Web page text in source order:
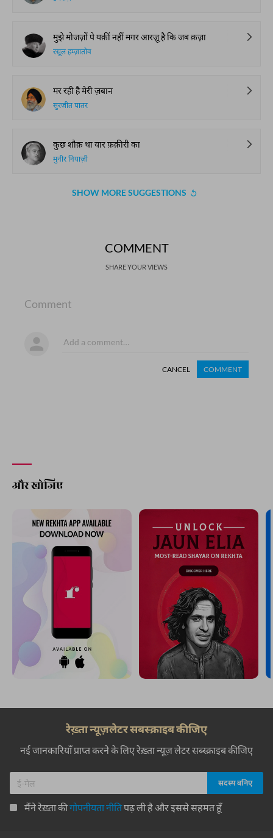
मुझे मोजज़ों पे यक़ीं नहीं मगर आरज़ू है कि जब क़ज़ा
रसूल हम्ज़ातोव
मर रही है मेरी ज़बान
सुरजीत पातर
कुछ शौक़ था यार फ़क़ीरी का
मुनीर नियाज़ी
SHOW MORE SUGGESTIONS
COMMENT
SHARE YOUR VIEWS
Comment
CANCEL COMMENT
और खोजिए
रेख़्ता न्यूज़लेटर सबस्क्राइब कीजिए
नई जानकारियाँ प्राप्त करने के लिए रेख़्ता न्यूज़ लेटर सब्स्क्राइब कीजिए
मैंने रेख़्ता कीगोपनीयता नीतिपढ़ ली है और इससे सहमत हूँ